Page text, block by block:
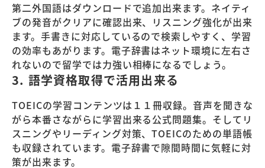
第二外国語はダウンロードで追加出来ます。ネイティ
ブの発音がクリアに確認出来、リスニング強化が出来
ます。手書きに対応しているので検索しやすく、学習
の効率もあがります。電子辞書はネット環境に左右さ
れないので留学では力強い相棒になるでしょう。
3. 語学資格取得で活用出来る
TOEICの学習コンテンツは１１冊収録。音声を聞きな
がら本番さながらに学習出来る公式問題集。そしてリ
スニングやリーディング対策、TOEICのための単語帳
も収録されています。電子辞書で隙間時間に気軽に対
策が出来ます。